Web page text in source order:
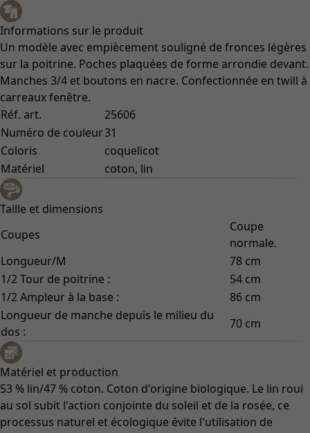
Informations sur le produit
Un modèle avec empiècement souligné de fronces légères
sur la poitrine. Poches plaquées de forme arrondie devant.
Manches 3/4 et boutons en nacre. Confectionnée en twill à
carreaux fenêtre.
Réf. art.
25606
Numéro de couleur31
Coloris
coquelicot
Matériel
coton, lin
Taille et dimensions
Coupes
Coupe
normale.
Longueur/M
78 cm
1/2 Tour de poitrine :
54 cm
1/2 Ampleur à la base :
86 cm
Longueur de manche depuis le milieu du
dos :
70 cm
Matériel et production
53 % lin/47 % coton. Coton d'origine biologique. Le lin roui
au sol subit l'action conjointe du soleil et de la rosée, ce
processus naturel et écologique évite l'utilisation de